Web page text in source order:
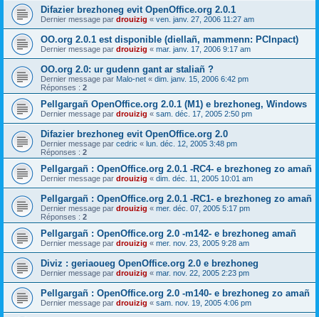
Difazier brezhoneg evit OpenOffice.org 2.0.1
Dernier message par drouizig « ven. janv. 27, 2006 11:27 am
OO.org 2.0.1 est disponible (diellañ, mammenn: PCInpact)
Dernier message par drouizig « mar. janv. 17, 2006 9:17 am
OO.org 2.0: ur gudenn gant ar staliañ ?
Dernier message par Malo-net « dim. janv. 15, 2006 6:42 pm
Réponses : 2
Pellgargañ OpenOffice.org 2.0.1 (M1) e brezhoneg, Windows
Dernier message par drouizig « sam. déc. 17, 2005 2:50 pm
Difazier brezhoneg evit OpenOffice.org 2.0
Dernier message par cedric « lun. déc. 12, 2005 3:48 pm
Réponses : 2
Pellgargañ : OpenOffice.org 2.0.1 -RC4- e brezhoneg zo amañ
Dernier message par drouizig « dim. déc. 11, 2005 10:01 am
Pellgargañ : OpenOffice.org 2.0.1 -RC1- e brezhoneg zo amañ
Dernier message par drouizig « mer. déc. 07, 2005 5:17 pm
Réponses : 2
Pellgargañ : OpenOffice.org 2.0 -m142- e brezhoneg amañ
Dernier message par drouizig « mer. nov. 23, 2005 9:28 am
Diviz : geriaoueg OpenOffice.org 2.0 e brezhoneg
Dernier message par drouizig « mar. nov. 22, 2005 2:23 pm
Pellgargañ : OpenOffice.org 2.0 -m140- e brezhoneg zo amañ
Dernier message par drouizig « sam. nov. 19, 2005 4:06 pm